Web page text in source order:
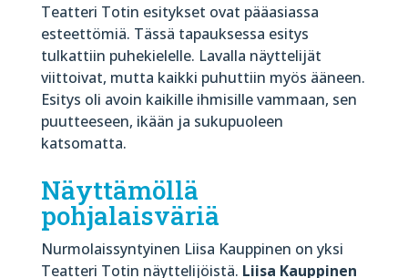
Teatteri Totin esitykset ovat pääasiassa
esteettömiä. Tässä tapauksessa esitys
tulkattiin puhekielelle. Lavalla näyttelijät
viittoivat, mutta kaikki puhuttiin myös ääneen.
Esitys oli avoin kaikille ihmisille vammaan, sen
puutteeseen, ikään ja sukupuoleen
katsomatta.
Näyttämöllä
pohjalaisväriä
Nurmolaissyntyinen Liisa Kauppinen on yksi
Teatteri Totin näyttelijöistä. Liisa Kauppinen